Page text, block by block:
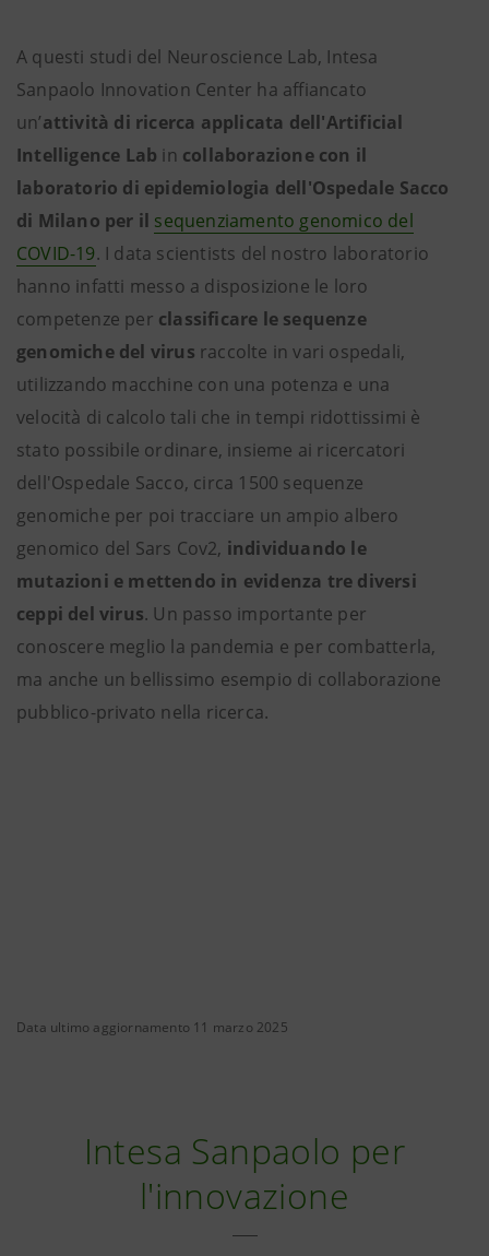
A questi studi del Neuroscience Lab, Intesa
Sanpaolo Innovation Center ha affiancato
un’attività di ricerca applicata dell'Artificial
Intelligence Lab in collaborazione con il
laboratorio di epidemiologia dell'Ospedale Sacco
di Milano per il sequenziamento genomico del
COVID-19. I data scientists del nostro laboratorio
hanno infatti messo a disposizione le loro
competenze per classificare le sequenze
genomiche del virus raccolte in vari ospedali,
utilizzando macchine con una potenza e una
velocità di calcolo tali che in tempi ridottissimi è
stato possibile ordinare, insieme ai ricercatori
dell'Ospedale Sacco, circa 1500 sequenze
genomiche per poi tracciare un ampio albero
genomico del Sars Cov2, individuando le
mutazioni e mettendo in evidenza tre diversi
ceppi del virus. Un passo importante per
conoscere meglio la pandemia e per combatterla,
ma anche un bellissimo esempio di collaborazione
pubblico-privato nella ricerca.
Data ultimo aggiornamento 11 marzo 2025
Intesa Sanpaolo per
l'innovazione